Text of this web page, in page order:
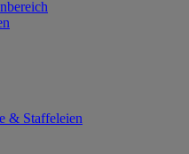
& Staffeleien